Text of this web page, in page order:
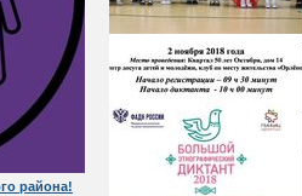
района!